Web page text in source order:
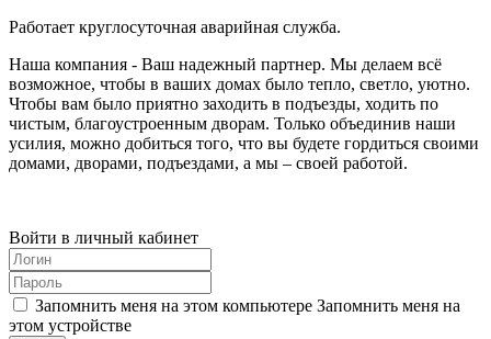
Работает круглосуточная аварийная служба.
Наша компания - Ваш надежный партнер. Мы делаем всё
возможное, чтобы в ваших домах было тепло, светло, уютно.
Чтобы вам было приятно заходить в подъезды, ходить по
чистым, благоустроенным дворам. Только объединив наши
усилия, можно добиться того, что вы будете гордиться своими
домами, дворами, подъездами, а мы – своей работой.
Войти в личный кабинет
Запомнить меня на этом компьютере Запомнить меня на
этом устройстве